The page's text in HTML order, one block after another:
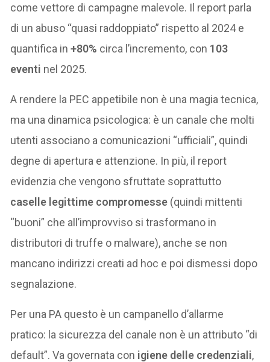
come vettore di campagne malevole. Il report parla
di un abuso “quasi raddoppiato” rispetto al 2024 e
quantifica in+80% circa l’incremento, con 103
eventi nel 2025.
A rendere la PEC appetibile non è una magia tecnica,
ma una dinamica psicologica: è un canale che molti
utenti associano a comunicazioni “ufficiali”, quindi
degne di apertura e attenzione. In più, il report
evidenzia che vengono sfruttate soprattutto
caselle legittime compromesse (quindi mittenti
“buoni” che all’improvviso si trasformano in
distributori di truffe o malware), anche se non
mancano indirizzi creati ad hoc e poi dismessi dopo
segnalazione.
Per una PA questo è un campanello d’allarme
pratico: la sicurezza del canale non è un attributo “di
default”. Va governata con igiene delle credenziali,